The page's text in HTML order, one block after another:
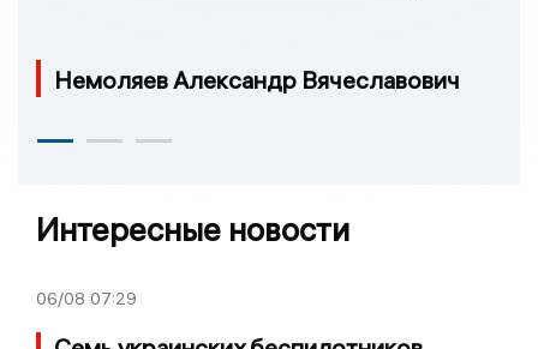
Немоляев Александр Вячеславович
Интересные новости
06/08 07:29